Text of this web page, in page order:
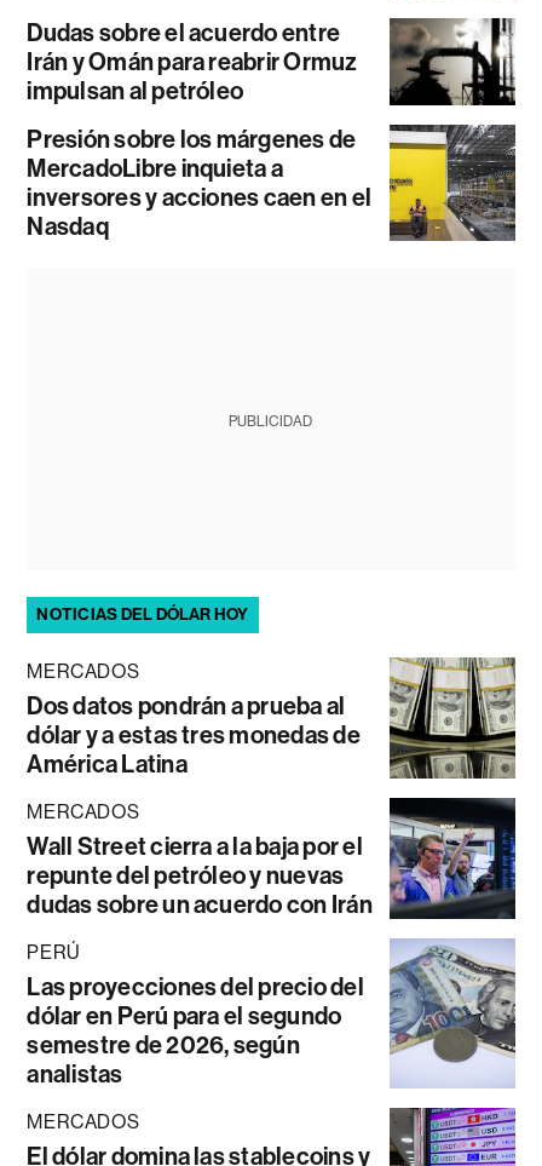
Dudas sobre el acuerdo entre
Irán y Omán para reabrir Ormuz
impulsan al petróleo
Presión sobre los márgenes de
MercadoLibre inquieta a
inversores y acciones caen en el
Nasdaq
PUBLICIDAD
NOTICIAS DEL DÓLAR HOY
MERCADOS
Dos datos pondrán a prueba al
dólar y a estas tres monedas de
América Latina
MERCADOS
Wall Street cierra a la baja por el
repunte del petróleo y nuevas
dudas sobre un acuerdo con Irán
PERÚ
Las proyecciones del precio del
dólar en Perú para el segundo
semestre de 2026, según
analistas
MERCADOS
El dólar domina las stablecoins y